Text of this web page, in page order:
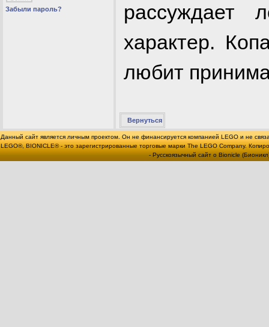
Забыли пароль?
рассуждает
характер.
любит
Вернуться
Данный сайт является личным проектом. Он не финансируется компанией LEGO и не
LEGO®, BIONICLE® - это зарегистрированные торговые марки The LEGO Company.
- Русскоязычный сайт о Bionicle